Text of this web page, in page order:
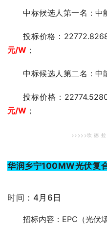
中标候选人第一名：中
投标价格：
元/W ；
中标候选人第二名：中
投标价格：
元/W ；
>>>>>坎 德
华润乡宁100MW光伏复
时间：4月6日
招标内容：EPC（光伏